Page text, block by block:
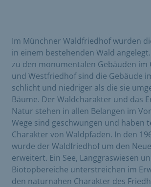
Im Münchner Waldfriedhof wurden
in einem bestehenden Wald
zu den monumentalen Gebäuden im
und Westfriedhof sind die Gebäude
schlicht und niedriger als die sie
Bäume. Der Waldcharakter und das
Natur stehen in allen Belangen im
Wege sind geschwungen und haben
Charakter von Waldpfaden. In den
wurde der Waldfriedhof um den
erweitert. Ein See, Langgraswiesen
Biotopbereiche unterstreichen im
den naturnahen Charakter des